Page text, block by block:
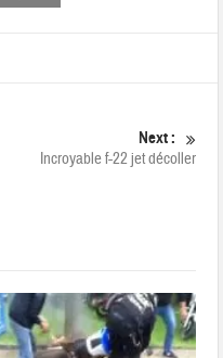
Next :
Incroyable f-22 jet décoller